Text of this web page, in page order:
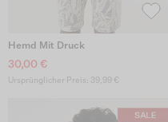
Hemd Mit Druck
30,00 €
Ursprünglicher Preis: 39,99 €